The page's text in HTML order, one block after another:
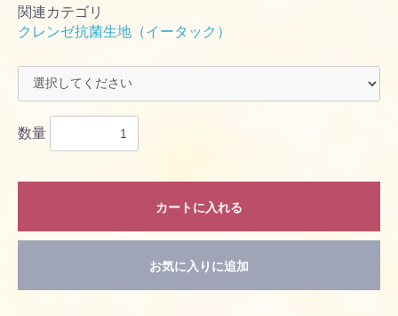
関連カテゴリ
クレンゼ抗菌生地（イータック）
数量
カートに入れる
お買い物を続ける
お気に入りに追加